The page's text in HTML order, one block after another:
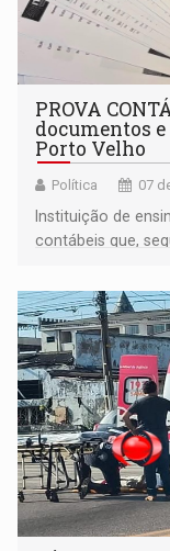
PROVA
documentos
Porto Velho
Política 07
Instituição de
contábeis que,
apreendido
— em pleno ano